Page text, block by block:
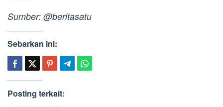
Sumber: @beritasatu
Sebarkan ini:
Posting terkait: